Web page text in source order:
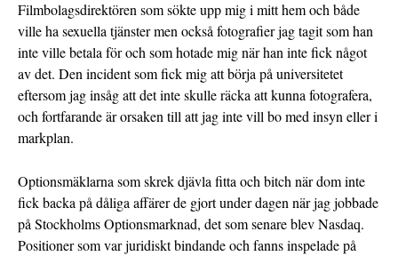
Filmbolagsdirektören som sökte upp mig i mitt hem och både
ville ha sexuella tjänster men också fotografier jag tagit som han
inte ville betala för och som hotade mig när han inte fick något
av det. Den incident som fick mig att börja på universitetet
eftersom jag insåg att det inte skulle räcka att kunna fotografera,
och fortfarande är orsaken till att jag inte vill bo med insyn eller i
markplan.
Optionsmäklarna som skrek djävla fitta och bitch när dom inte
fick backa på dåliga affärer de gjort under dagen när jag jobbade
på Stockholms Optionsmarknad, det som senare blev Nasdaq.
Positioner som var juridiskt bindande och fanns inspelade på